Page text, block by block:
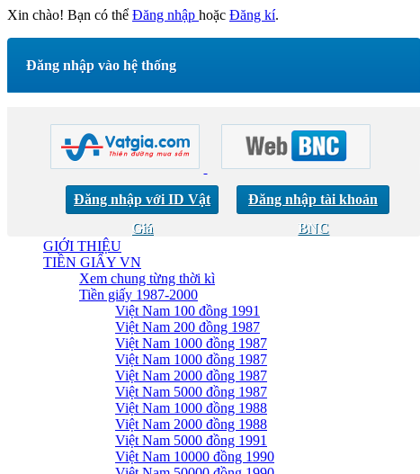
Xin chào! Bạn có thể Đăng nhập hoặc Đăng kí.
Đăng nhập vào hệ thống
Đăng nhập với ID Vật
Giá
Đăng nhập tài khoản
BNC
GIỚI THIỆU
TIỀN GIẤY VN
Xem chung từng thời kì
Tiền giấy 1987-2000
Việt Nam 100 đồng 1991
Việt Nam 200 đồng 1987
Việt Nam 1000 đồng 1987
Việt Nam 1000 đồng 1987
Việt Nam 2000 đồng 1987
Việt Nam 5000 đồng 1987
Việt Nam 1000 đồng 1988
Việt Nam 2000 đồng 1988
Việt Nam 5000 đồng 1991
Việt Nam 10000 đồng 1990